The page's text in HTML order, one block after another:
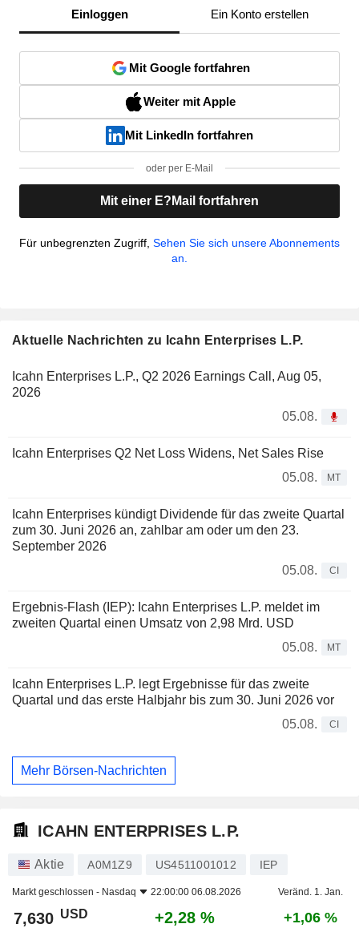
Einloggen Ein Konto erstellen
Mit Google fortfahren
Weiter mit Apple
Mit LinkedIn fortfahren
oder per E-Mail
Mit einer E?Mail fortfahren
Für unbegrenzten Zugriff, Sehen Sie sich unsere Abonnements
an.
Aktuelle Nachrichten zu Icahn Enterprises L.P.
Icahn Enterprises L.P., Q2 2026 Earnings Call, Aug 05,
2026
05.08.
Icahn Enterprises Q2 Net Loss Widens, Net Sales Rise
05.08.
MT
Icahn Enterprises kündigt Dividende für das zweite Quartal
zum 30. Juni 2026 an, zahlbar am oder um den 23.
September 2026
05.08.
CI
Ergebnis-Flash (IEP): Icahn Enterprises L.P. meldet im
zweiten Quartal einen Umsatz von 2,98 Mrd. USD
05.08.
MT
Icahn Enterprises L.P. legt Ergebnisse für das zweite
Quartal und das erste Halbjahr bis zum 30. Juni 2026 vor
05.08.
CI
Mehr Börsen-Nachrichten
ICAHN ENTERPRISES L.P.
Aktie A0M1Z9 US4511001012 IEP
Markt geschlossen - Nasdaq 22:00:00 06.08.2026 Veränd. 1. Jan.
7,630 USD +2,28 % +1,06 %